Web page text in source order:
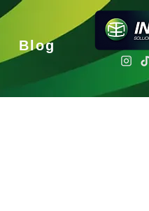
Blog